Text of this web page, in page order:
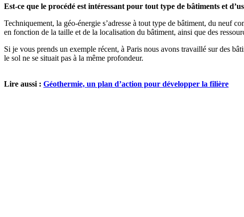
Est-ce que le procédé est intéressant pour tout type de bâtiments et
Techniquement, la géo-énergie s’adresse à tout type de bâtiment, du neuf
en fonction de la taille et de la localisation du bâtiment, ainsi que des
Si je vous prends un exemple récent, à Paris nous avons travaillé sur des
le sol ne se situait pas à la même profondeur.
Lire aussi : Géothermie, un plan d’action pour développer la filière